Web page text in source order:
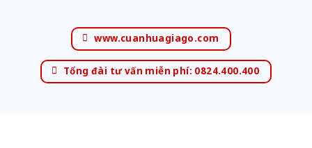
www.cuanhuagiago.com
Tổng đài tư vấn miễn phí: 0824.400.400